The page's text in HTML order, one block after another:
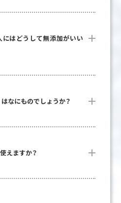
はどうして無添加がいい
なにものでしょうか？
えますか？